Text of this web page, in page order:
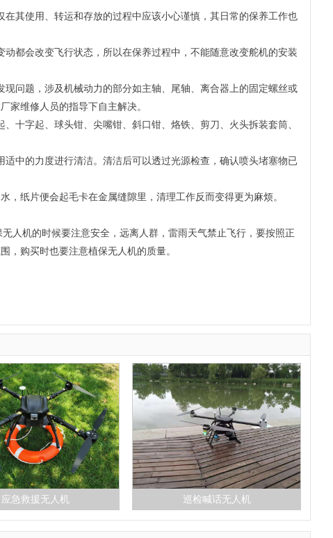
其使用、转运和存放的过程中应该小心谨慎，其日常的保养工作也
都会改变飞行状态，所以在保养过程中，不能随意改变舵机的安装
问题，涉及机械动力的部分如主轴、尾轴、离合器上的固定螺丝或
家维修人员的指导下自主解决。
十字起、球头钳、尖嘴钳、斜口钳、烙铁、剪刀、火头拆装套筒、
中的力度进行清洁。清洁后可以透过光源检查，确认喷头堵塞物已
纸片便会起毛卡在金属缝隙里，清理工作反而变得更为麻烦。
人机的时候要注意安全，远离人群，雷雨天气禁止飞行，要按照正
，购买时也要注意植保无人机的质量。
应急救援无人机 巡检喊话无人机